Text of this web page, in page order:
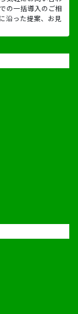
の一括導入のご相
沿った提案、お見